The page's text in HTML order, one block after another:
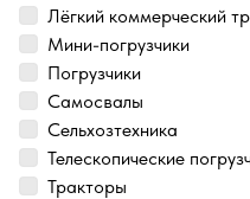
Лёгкий коммерческий
Мини-погрузчики
Погрузчики
Самосвалы
Сельхозтехника
Телескопические
Тракторы